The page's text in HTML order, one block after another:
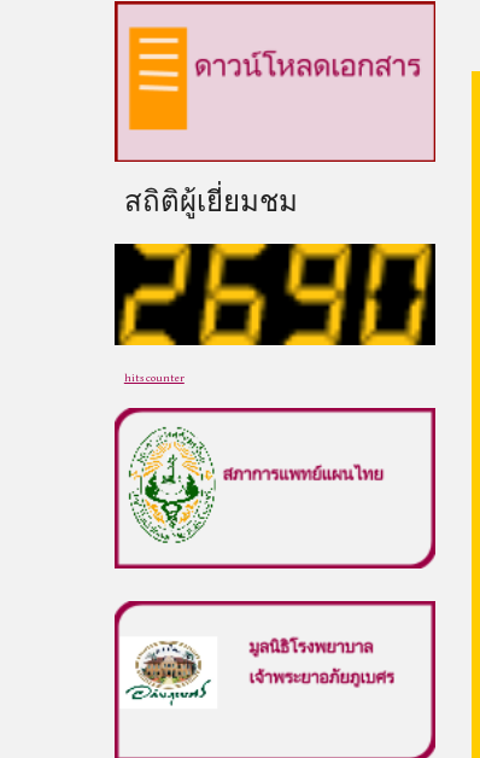
สถิติผู้เยี่ยมชม
hits counter